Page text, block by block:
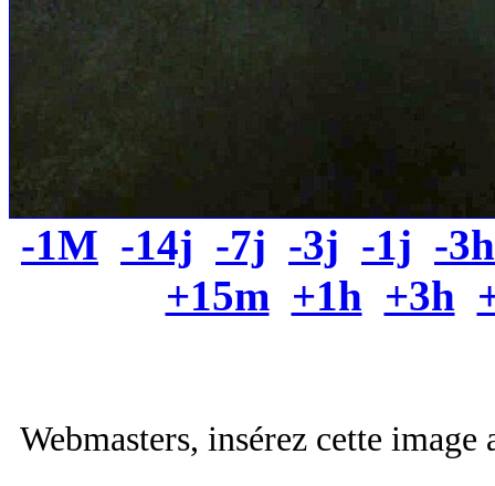
-1M -14j -7j -3j -1j -3h
+15m +1h +3h
Webmasters, insérez cette